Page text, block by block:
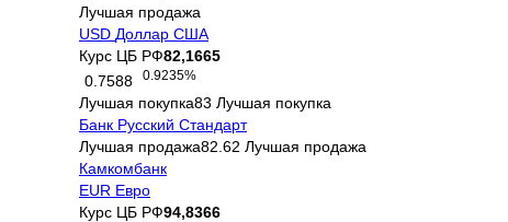
Лучшая продажа
USD Доллар США
Курс ЦБ РФ82,1665
0.7588
0.9235%
Лучшая покупка83 Лучшая покупка
Банк Русский Стандарт
Лучшая продажа82.62 Лучшая продажа
Камкомбанк
EUR Евро
Курс ЦБ РФ94,8366